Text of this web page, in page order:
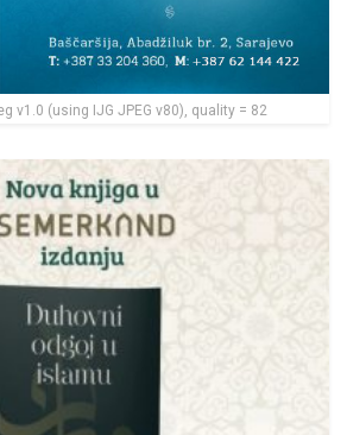
v1.0 (using IJG JPEG v80), quality = 82